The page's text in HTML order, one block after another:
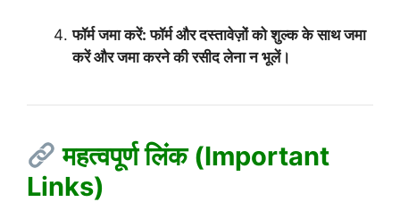
फॉर्म जमा करें: फॉर्म और दस्तावेज़ों को शुल्क के साथ जमा
करें और जमा करने की रसीद लेना न भूलें।
महत्वपूर्ण लिंक (Important
Links)